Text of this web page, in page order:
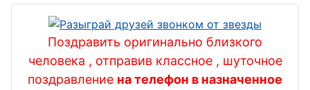
День ФСБ
День хоккея
День
энергетика
Поздравить оригинально близкого
человека , отправив классное , шуточное
поздравление на телефон в назначенное